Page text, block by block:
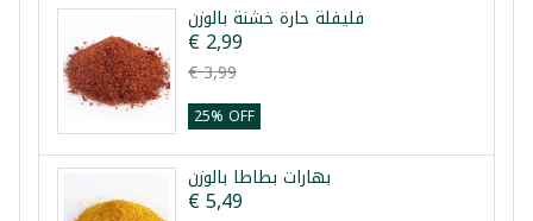
فليفلة حارة خشنة بالوزن
€ 2,99
€ 3,99
25% OFF
بهارات بطاطا بالوزن
€ 5,49